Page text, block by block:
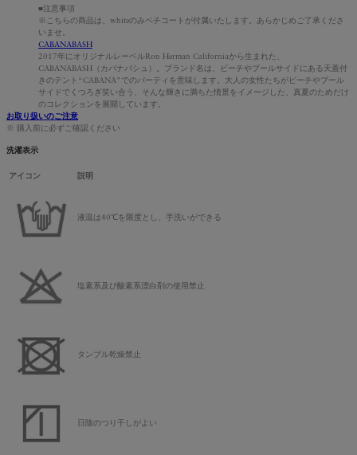
■注意事項
※こちらの商品は、whiteのみペチコートが付属いたします。あらかじめご了承くださ
いませ。
CABANABASH
2017年にオリジナルレーベルRon Herman Californiaから生まれた、
CABANABASH（カバナバシュ）。ブランド名は、ビーチやプールサイドにある天蓋付
きのテント“CABANA"でのパーティを意味します。大人の女性たちがビーチやプール
サイドでくつろぎ笑い合う、そんな輝きに満ちた情景をイメージした、真夏のためだけ
のコレクションを展開しています。
お取り扱いのご注意
※ 購入前に必ずご確認ください
洗濯表示
アイコン 説明
液温は40℃を限度とし、手洗いができる
塩素系及び酸素系漂白剤の使用禁止
タンブル乾燥禁止
日陰のつり干しがよい